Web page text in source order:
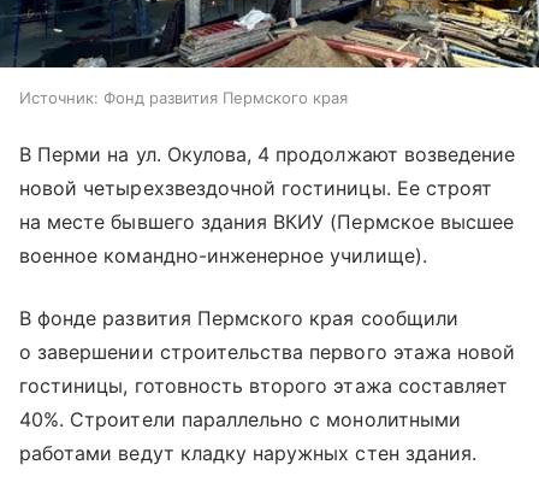
Источник: Фонд развития Пермского края
В Перми на ул. Окулова, 4 продолжают возведение
новой четырехзвездочной гостиницы. Ее строят
на месте бывшего здания ВКИУ (Пермское высшее
военное командно-инженерное училище).
В фонде развития Пермского края сообщили
о завершении строительства первого этажа новой
гостиницы, готовность второго этажа составляет
40%. Строители параллельно с монолитными
работами ведут кладку наружных стен здания.